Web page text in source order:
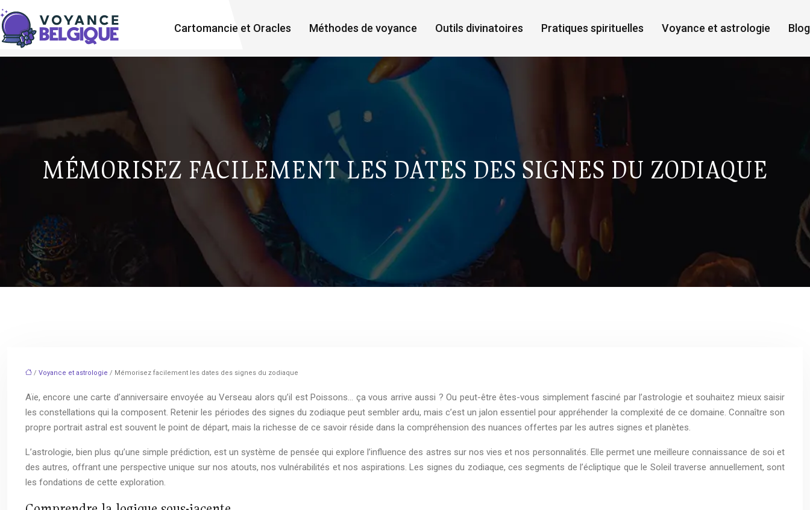
Cartomancie et Oracles Méthodes de voyance Outils divinatoires Pratiques spirituelles Voyance et astrologie Blog
MÉMORISEZ FACILEMENT LES DATES DES SIGNES DU ZODIAQUE
/ Voyance et astrologie / Mémorisez facilement les dates des signes du zodiaque
Aïe, encore une carte d’anniversaire envoyée au Verseau alors qu’il est Poissons… ça vous arrive aussi ? Ou peut-être êtes-vous simplement fasciné par l’astrologie et souhaitez mieux saisir
les constellations qui la composent. Retenir les périodes des signes du zodiaque peut sembler ardu, mais c’est un jalon essentiel pour appréhender la complexité de ce domaine. Connaître son
propre portrait astral est souvent le point de départ, mais la richesse de ce savoir réside dans la compréhension des nuances offertes par les autres signes et planètes.
L’astrologie, bien plus qu’une simple prédiction, est un système de pensée qui explore l’influence des astres sur nos vies et nos personnalités. Elle permet une meilleure connaissance de soi et
des autres, offrant une perspective unique sur nos atouts, nos vulnérabilités et nos aspirations. Les signes du zodiaque, ces segments de l’écliptique que le Soleil traverse annuellement, sont
les fondations de cette exploration.